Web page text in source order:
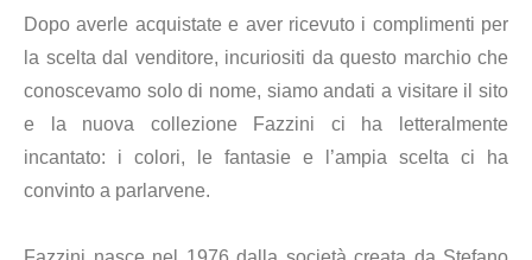
Dopo averle acquistate e aver ricevuto i complimenti per
la scelta dal venditore, incuriositi da questo marchio che
conoscevamo solo di nome, siamo andati a visitare il sito
e la nuova collezione Fazzini ci ha letteralmente
incantato: i colori, le fantasie e l’ampia scelta ci ha
convinto a parlarvene.